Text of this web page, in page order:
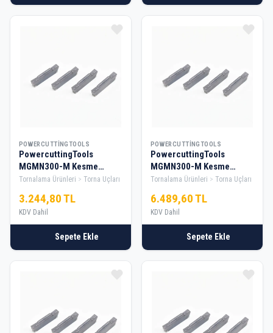
POWERCUTTINGTOOLS
PowercuttingTools
MGMN300-M Kesme
Elması — 1 Kutu
Tornalama Ürünleri Torna Uçları
3.244,80 TL
KDV Dahil
Sepete Ekle
POWERCUTTINGTOOLS
PowercuttingTools
MGMN300-M Kesme
Elması — 2 Kutu
Tornalama Ürünleri Torna Uçları
6.489,60 TL
KDV Dahil
Sepete Ekle